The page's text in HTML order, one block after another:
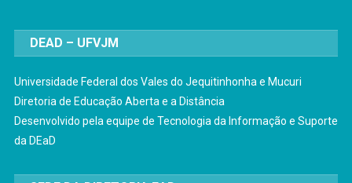
DEAD – UFVJM
Universidade Federal dos Vales do Jequitinhonha e Mucuri
Diretoria de Educação Aberta e a Distância
Desenvolvido pela equipe de Tecnologia da Informação e Suporte
da DEaD